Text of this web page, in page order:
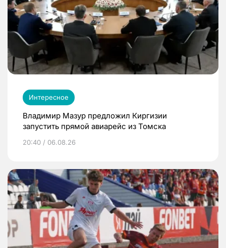
Интересное
Владимир Мазур предложил Киргизии
запустить прямой авиарейс из Томска
20:40 / 06.08.26